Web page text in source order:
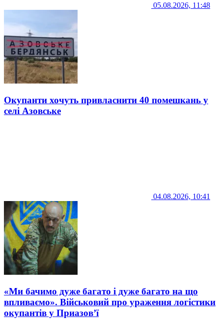
05.08.2026, 11:48
Окупанти хочуть привласнити 40 помешкань у
селі Азовське
04.08.2026, 10:41
«Ми бачимо дуже багато і дуже багато на що
впливаємо». Військовий про ураження логістики
окупантів у Приазов’ї